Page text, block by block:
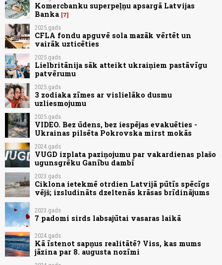
Komercbanku superpeļņu apsargā Latvijas
Banka 7
2025.gads
CFLA fondu apguvē sola mazāk vērtēt un
vairāk uzticēties
2025.gads
Lielbritānija sāk atteikt ukraiņiem pastāvīgu
patvērumu
2025.gads
3 zodiaka zīmes ar vislielāko dusmu
uzliesmojumu
2025.gads
VIDEO. Bez ūdens, bez iespējas evakuēties -
Ukrainas pilsēta Pokrovska mirst mokās
2024.gads
VUGD izplata paziņojumu par vakardienas plašo
ugunsgrēku Ganību dambī
2023.gads
Ciklona ietekmē otrdien Latvijā pūtīs spēcīgs
vējš; izsludināts dzeltenās krāsas brīdinājums
2023.gads
7 padomi sirds labsajūtai vasaras laikā
2024.gads
Kā īstenot sapņus realitātē? Viss, kas mums
jāzina par 8. augusta nozīmi